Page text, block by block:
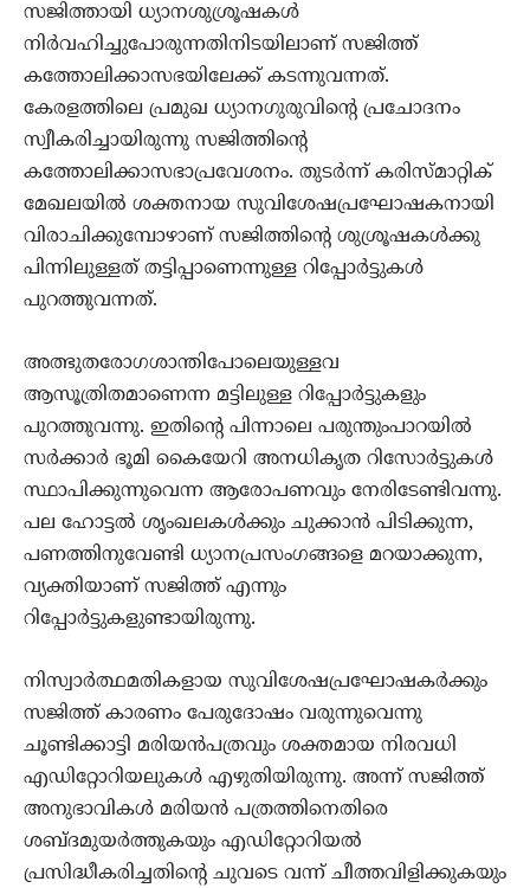
സജിത്തായി ധ്യാനശുശ്രൂഷകള്‍
നിര്‍വഹിച്ചുപോരുന്നതിനിടയിലാണ് സജിത്ത്
കത്തോലിക്കാസഭയിലേക്ക് കടന്നുവന്നത്.
കേരളത്തിലെ പ്രമുഖ ധ്യാനഗുരുവിന്റെ പ്രചോദനം
സ്വീകരിച്ചായിരുന്നു സജിത്തിന്റെ
കത്തോലിക്കാസഭാപ്രവേശനം. തുടര്‍ന്ന് കരിസ്മാറ്റിക്
മേഖലയില്‍ ശക്തനായ സുവിശേഷപ്രഘോഷകനായി
വിരാചിക്കുമ്പോഴാണ് സജിത്തിന്റെ ശുശ്രൂഷകള്‍ക്കു
പിന്നിലുള്ളത് തട്ടിപ്പാണെന്നുള്ള റിപ്പോര്‍ട്ടുകള്‍
പുറത്തുവന്നത്.
അത്ഭുതരോഗശാന്തിപോലെയുള്ളവ
ആസൂത്രിതമാണെന്ന മട്ടിലുള്ള റിപ്പോര്‍ട്ടുകളും
പുറത്തുവന്നു. ഇതിന്റെ പിന്നാലെ പരുന്തുംപാറയില്‍
സര്‍ക്കാര്‍ ഭൂമി കൈയേറി അനധികൃത റിസോര്‍ട്ടുകള്‍
സ്ഥാപിക്കുന്നുവെന്ന ആരോപണവും നേരിടേണ്ടിവന്നു.
പല ഹോട്ടല്‍ ശൃംഖലകള്‍ക്കും ചുക്കാന്‍ പിടിക്കുന്ന,
പണത്തിനുവേണ്ടി ധ്യാനപ്രസംഗങ്ങളെ മറയാക്കുന്ന,
വ്യക്തിയാണ് സജിത്ത് എന്നും
റിപ്പോര്‍ട്ടുകളുണ്ടായിരുന്നു.
നിസ്വാര്‍ത്ഥമതികളായ സുവിശേഷപ്രഘോഷകര്‍ക്കും
സജിത്ത് കാരണം പേരുദോഷം വരുന്നുവെന്നു
ചൂണ്ടിക്കാട്ടി മരിയന്‍പത്രവും ശക്തമായ നിരവധി
എഡിറ്റോറിയലുകള്‍ എഴുതിയിരുന്നു. അന്ന് സജിത്ത്
അനുഭാവികള്‍ മരിയന്‍ പത്രത്തിനെതിരെ
ശബ്ദമുയര്‍ത്തുകയും എഡിറ്റോറിയല്‍
പ്രസിദ്ധീകരിച്ചതിന്റെ ചുവടെ വന്ന് ചീത്തവിളിക്കുകയും